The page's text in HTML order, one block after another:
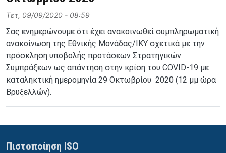
Τετ, 09/09/2020 - 08:59
Σας ενημερώνουμε ότι έχει ανακοινωθεί συμπληρωματική
ανακοίνωση της Εθνικής Μονάδας/ΙΚΥ σχετικά με την
πρόσκληση υποβολής προτάσεων Στρατηγικών
Συμπράξεων ως απάντηση στην κρίση του COVID-19 με
καταληκτική ημερομηνία 29 Οκτωβρίου 2020 (12 μμ ώρα
Βρυξελλών).
Πιστοποίηση ISO